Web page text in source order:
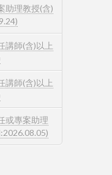
助理教授(含)
講師(含)以上
講師(含)以上
或專案助理